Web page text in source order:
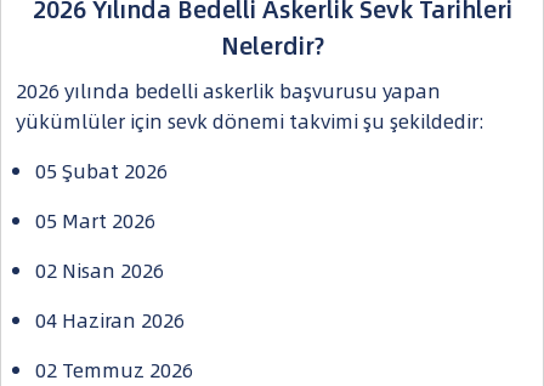
2026 Yılında Bedelli Askerlik Sevk Tarihleri
Nelerdir?
2026 yılında bedelli askerlik başvurusu yapan
yükümlüler için sevk dönemi takvimi şu şekildedir:
05 Şubat 2026
05 Mart 2026
02 Nisan 2026
04 Haziran 2026
02 Temmuz 2026